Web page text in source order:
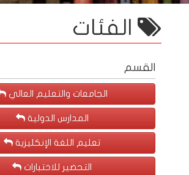
الفئات
القسم
الجامعات والتعليم العالي
المدارس الدولية
تعليم اللغة الإنكليزية
التحضير للاختبارات